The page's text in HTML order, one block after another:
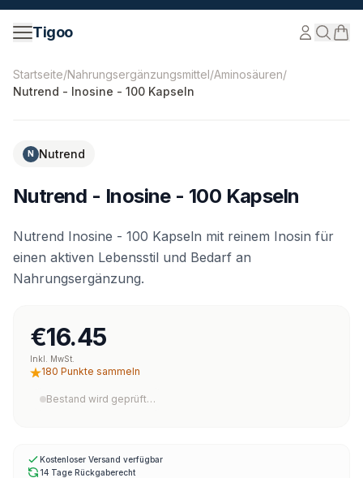
Zum Inhalt springen
Tigoo
©2026Nutri Nordic AB.Alle Rechte vorbehalten.
Startseite/Nahrungsergänzungsmittel/Aminosäuren/
Nutrend - Inosine - 100 Kapseln
N Nutrend
Nutrend - Inosine - 100 Kapseln
Nutrend Inosine - 100 Kapseln mit reinem Inosin für
einen aktiven Lebensstil und Bedarf an
Nahrungsergänzung.
€16.45
Inkl. MwSt.
180 Punkte sammeln
Bestand wird geprüft…
Kostenloser Versand verfügbar
14 Tage Rückgaberecht